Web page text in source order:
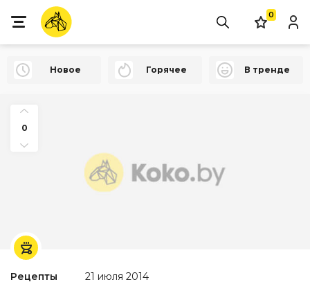
0
Новое Горячее В тренде
0
Рецепты 21 июля 2014